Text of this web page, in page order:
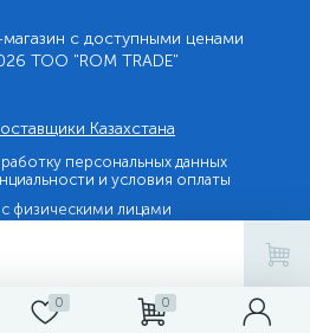
0 0
с доступными ценами
ТОО "ROM TRADE"
Казахстана
персональных данных
и условия оплаты
физическими лицами
юридическими лицами и ИП